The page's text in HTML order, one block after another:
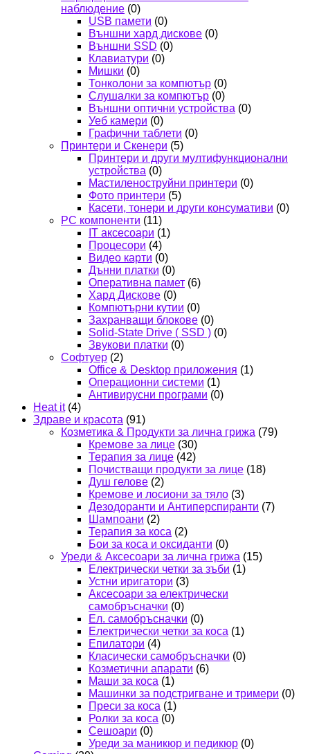
наблюдение (0)
USB памети (0)
Външни хард дискове (0)
Външни SSD (0)
Клавиатури (0)
Мишки (0)
Тонколони за компютър (0)
Слушалки за компютър (0)
Външни оптични устройства (0)
Уеб камери (0)
Графични таблети (0)
Принтери и Скенери (5)
Принтери и други мултифункционални
устройства (0)
Мастиленоструйни принтери (0)
Фото принтери (5)
Касети, тонери и други консумативи (0)
PC компоненти (11)
IT аксесоари (1)
Процесори (4)
Видео карти (0)
Дънни платки (0)
Оперативна памет (6)
Хард Дискове (0)
Компютърни кутии (0)
Захранващи блокове (0)
Solid-State Drive ( SSD ) (0)
Звукови платки (0)
Софтуер (2)
Office & Desktop приложения (1)
Операционни системи (1)
Антивирусни програми (0)
Heat it (4)
Здраве и красота (91)
Козметика & Продукти за лична грижа (79)
Кремове за лице (30)
Терапия за лице (42)
Почистващи продукти за лице (18)
Душ гелове (2)
Кремове и лосиони за тяло (3)
Дезодоранти и Антиперспиранти (7)
Шампоани (2)
Терапия за коса (2)
Бои за коса и оксиданти (0)
Уреди & Аксесоари за лична грижа (15)
Електрически четки за зъби (1)
Устни иригатори (3)
Аксесоари за електрически
самобръсначки (0)
Ел. самобръсначки (0)
Електрически четки за коса (1)
Епилатори (4)
Класически самобръсначки (0)
Козметични апарати (6)
Маши за коса (1)
Машинки за подстригване и тримери (0)
Преси за коса (1)
Ролки за коса (0)
Сешоари (0)
Уреди за маникюр и педикюр (0)